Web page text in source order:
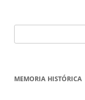
MEMORIA HISTÓRICA